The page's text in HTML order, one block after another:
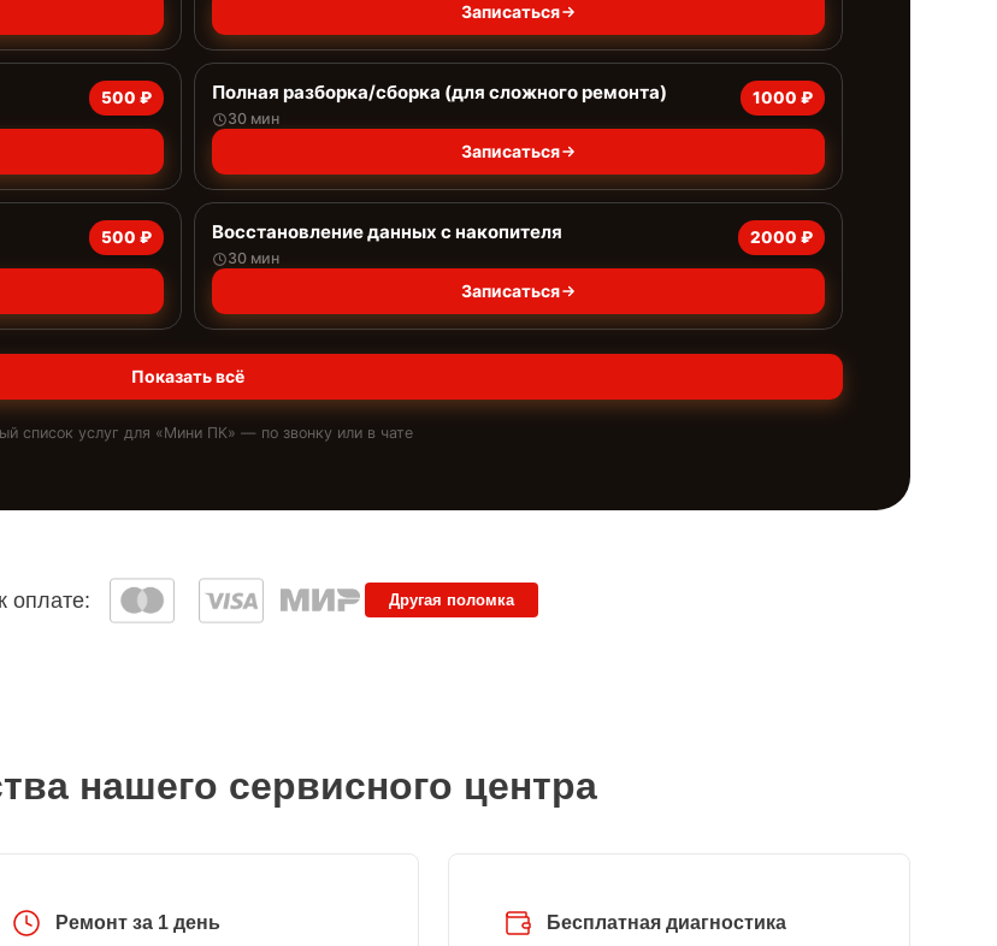
Записаться
500 ₽ Полная разборка/сборка (для сложного ремонта)
30 мин
1000 ₽
Записаться
500 ₽ Восстановление данных с накопителя
30 мин
2000 ₽
Записаться
Показать всё
список услуг для «Мини ПК» — по звонку или в чате
оплате: Другая поломка
нашего сервисного центра
Ремонт за 1 день Бесплатная диагностика